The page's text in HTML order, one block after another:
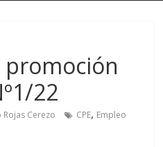
promoción
22
Cerezo CPE, Empleo